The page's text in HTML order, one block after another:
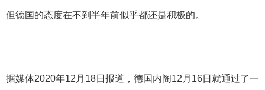
但德国的态度在不到半年前似乎都还是积极的。
据媒体2020年12月18日报道，德国内阁12月16日就通过了一